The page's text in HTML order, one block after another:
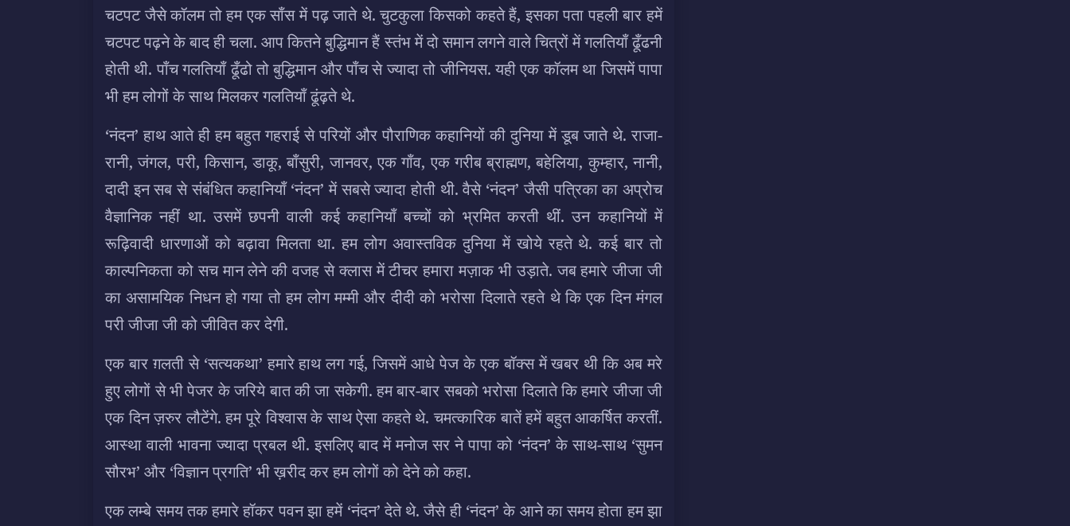
चटपट जैसे कॉलम तो हम एक साँस में पढ़ जाते थे. चुटकुला किसको कहते हैं, इसका पता पहली बार हमें
चटपट पढ़ने के बाद ही चला. आप कितने बुद्धिमान हैं स्तंभ में दो समान लगने वाले चित्रों में गलतियाँ ढूँढनी
होती थी. पाँच गलतियाँ ढूँढो तो बुद्धिमान और पाँच से ज्यादा तो जीनियस. यही एक कॉलम था जिसमें पापा
भी हम लोगों के साथ मिलकर गलतियाँ ढूंढ़ते थे.
‘नंदन’ हाथ आते ही हम बहुत गहराई से परियों और पौराणिक कहानियों की दुनिया में डूब जाते थे. राजा-
रानी, जंगल, परी, किसान, डाकू, बाँसुरी, जानवर, एक गाँव, एक गरीब ब्राह्मण, बहेलिया, कुम्हार, नानी,
दादी इन सब से संबंधित कहानियाँ ‘नंदन’ में सबसे ज्यादा होती थी. वैसे ‘नंदन’ जैसी पत्रिका का अप्रोच
वैज्ञानिक नहीं था. उसमें छपनी वाली कई कहानियाँ बच्चों को भ्रमित करती थीं. उन कहानियों में
रूढ़िवादी धारणाओं को बढ़ावा मिलता था. हम लोग अवास्तविक दुनिया में खोये रहते थे. कई बार तो
काल्पनिकता को सच मान लेने की वजह से क्लास में टीचर हमारा मज़ाक भी उड़ाते. जब हमारे जीजा जी
का असामयिक निधन हो गया तो हम लोग मम्मी और दीदी को भरोसा दिलाते रहते थे कि एक दिन मंगल
परी जीजा जी को जीवित कर देगी.
एक बार ग़लती से ‘सत्यकथा’ हमारे हाथ लग गई, जिसमें आधे पेज के एक बॉक्स में खबर थी कि अब मरे
हुए लोगों से भी पेजर के जरिये बात की जा सकेगी. हम बार-बार सबको भरोसा दिलाते कि हमारे जीजा जी
एक दिन ज़रुर लौटेंगे. हम पूरे विश्वास के साथ ऐसा कहते थे. चमत्कारिक बातें हमें बहुत आकर्षित करतीं.
आस्था वाली भावना ज्यादा प्रबल थी. इसलिए बाद में मनोज सर ने पापा को ‘नंदन’ के साथ-साथ ‘सुमन
सौरभ’ और ‘विज्ञान प्रगति’ भी ख़रीद कर हम लोगों को देने को कहा.
एक लम्बे समय तक हमारे हॉकर पवन झा हमें ‘नंदन’ देते थे. जैसे ही ‘नंदन’ के आने का समय होता हम झा